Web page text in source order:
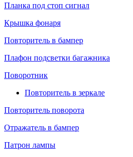
Планка под стоп сигнал
Крышка фонаря
Повторитель в бампер
Плафон подсветки багажника
Поворотник
Повторитель в зеркале
Повторитель поворота
Отражатель в бампер
Патрон лампы